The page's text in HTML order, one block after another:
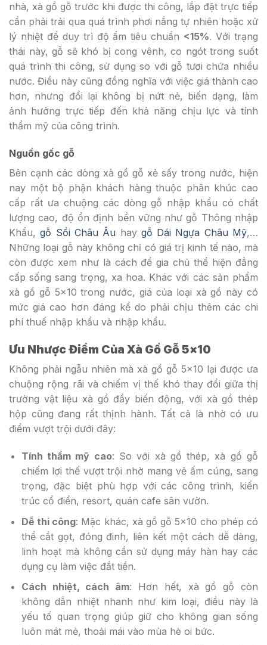
nhà, xà gồ gỗ trước khi được thi công, lắp đặt trực tiếp
cần phải trải qua quá trình phơi nắng tự nhiên hoặc xử
lý nhiệt để duy trì độ ẩm tiêu chuẩn <15%. Với trạng
thái này, gỗ sẽ khó bị cong vênh, co ngót trong suốt
quá trình thi công, sử dụng so với gỗ tươi chứa nhiều
nước. Điều này cũng đồng nghĩa với việc giá thành cao
hơn, nhưng đổi lại không bị nứt nẻ, biến dạng, làm
ảnh hưởng trực tiếp đến khả năng chịu lực và tính
thẩm mỹ của công trình.
Nguồn gốc gỗ
Bên cạnh các dòng xà gồ gỗ xẻ sấy trong nước, hiện
nay một bộ phận khách hàng thuộc phân khúc cao
cấp rất ưa chuộng các dòng gỗ nhập khẩu có chất
lượng cao, độ ổn định bền vững như gỗ Thông nhập
Khẩu,gỗ Sồi Châu Âu hay gỗ Dái Ngựa Châu Mỹ,…
Những loại gỗ này không chỉ có giá trị kinh tế nào, mà
còn được xem như là cách để gia chủ thể hiện đẳng
cấp sống sang trọng, xa hoa. Khác với các sản phẩm
xà gồ gỗ 5×10 trong nước, giá của loại xà gồ này có
mức giá cao hơn đáng kể do phải chịu thêm các chi
phí thuế nhập khẩu và nhập khẩu.
Ưu Nhược Điểm Của Xà Gồ Gỗ 5×10
Không phải ngẫu nhiên mà xà gồ gỗ 5×10 lại được ưa
chuộng rộng rãi và chiếm vị thế khó thay đổi giữa thị
trường vật liệu xà gồ đầy biến động, với xà gồ thép
hộp cũng đang rất thịnh hành. Tất cả là nhờ có ưu
điểm vượt trội dưới đây:
Tính thẩm mỹ cao: So với xà gồ thép, xà gồ gỗ
chiếm lợi thế vượt trội nhờ mang vẻ ấm cúng, sang
trọng, đặc biệt phù hợp với các công trình, kiến
trúc cổ điển, resort, quán cafe sân vườn.
Dễ thi công: Mặc khác, xà gồ gỗ 5×10 cho phép có
thể cắt gọt, đóng đinh, liên kết một cách dễ dàng,
linh hoạt mà không cần sử dụng máy hàn hay các
dụng cụ làm việc đắt tiền.
Cách nhiệt, cách âm: Hơn hết, xà gồ gỗ còn
không dẫn nhiệt nhanh như kim loại, điều này là
yếu tố quan trọng giúp giữ cho không gian sống
luôn mát mẻ, thoải mái vào mùa hè oi bức.